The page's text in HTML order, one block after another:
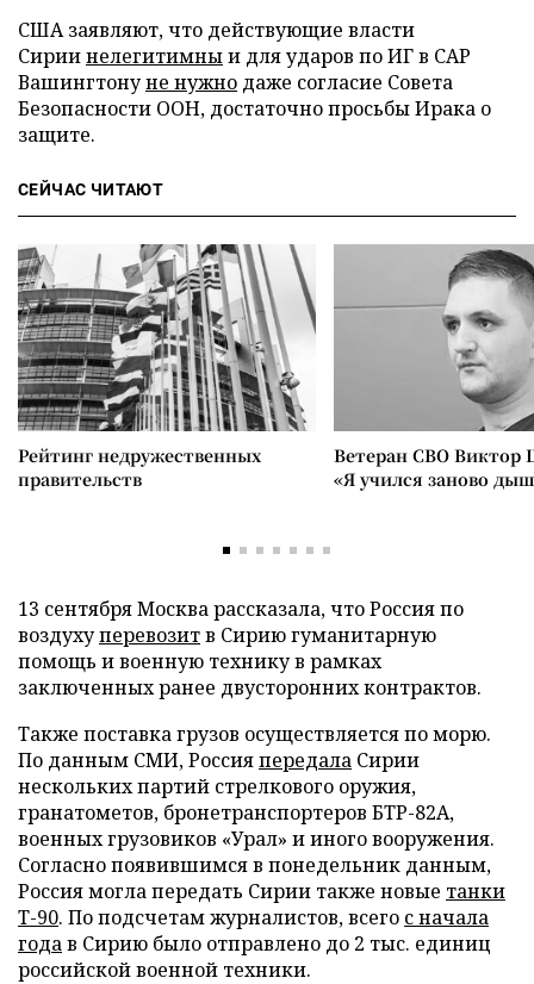
США заявляют, что действующие власти
Сириинелегитимныи для ударов по ИГ в САР
Вашингтонуне нужно даже согласие Совета
Безопасности ООН, достаточно просьбы Ирака о
защите.
СЕЙЧАС ЧИТАЮТ
Рейтинг недружественных
правительств
Ветеран СВО Виктор
«Я учился заново
13 сентября Москва рассказала, что Россия по
воздухуперевозитв Сирию гуманитарную
помощь и военную технику в рамках
заключенных ранее двусторонних контрактов.
Также поставка грузов осуществляется по морю.
По данным СМИ, Россияпередала Сирии
нескольких партий стрелкового оружия,
гранатометов, бронетранспортеров БТР-82А,
военных грузовиков «Урал» и иного вооружения.
Согласно появившимся в понедельник данным,
Россия могла передать Сирии также новые танки
Т-90. По подсчетам журналистов, всего с начала
годав Сирию было отправлено до 2 тыс. единиц
российской военной техники.